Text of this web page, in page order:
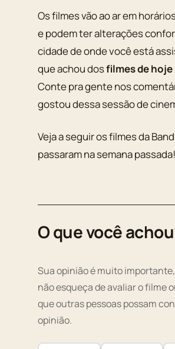
Os filmes vão ao ar em
e podem ter alterações
cidade de onde você está
que achou dosfilmes de hoje
Conte pra gente nos
gostou dessa sessão de
Veja a seguir os filmes da
passaram na semana passada!
O que você
Sua opinião é muito
não esqueça de avaliar o filme
que outras pessoas possam
opinião.